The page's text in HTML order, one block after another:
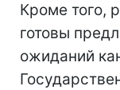
Кроме того,
готовы
ожиданий